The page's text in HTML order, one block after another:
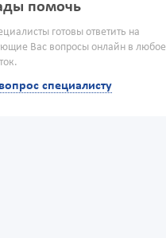
помочь
готовы ответить на
Вас вопросы онлайн в любое
специалисту